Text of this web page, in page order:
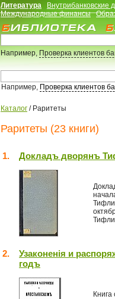
Литература
Внутрибанковские
Международные финансы
Например,Проверка клиентов
Например, Проверка клиентов
Каталог / Раритеты
Раритеты (23 книги)
1. Докладъ дворянъ
2.
Узаконенiя и
годъ